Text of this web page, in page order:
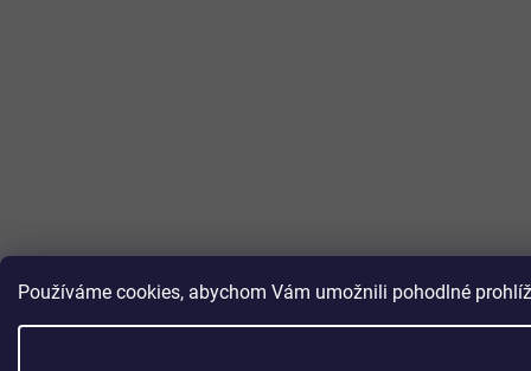
Používáme cookies, abychom Vám umožnili pohodlné